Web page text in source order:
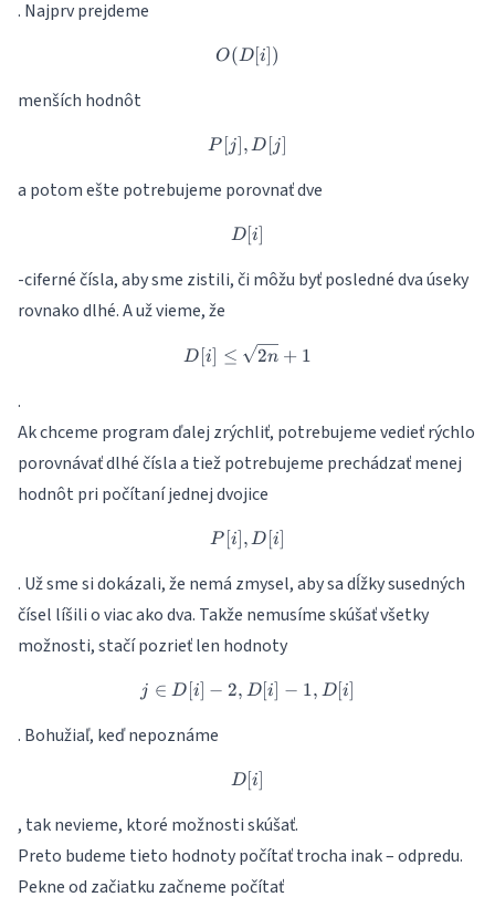
. Najprv prejdeme
O(D[i])
O(D[i])
menších hodnôt
P[j],D[j]
P [j], D [j]
a potom ešte potrebujeme porovnať dve
D[i]
D [i]
-ciferné čísla, aby sme zistili, či môžu byť posledné dva úseky
rovnako dlhé. A už vieme, že
D[i] \leq \sqrt{2n}+1
D [i] ≤ 2n + 1
.
Ak chceme program ďalej zrýchliť, potrebujeme vedieť rýchlo
porovnávať dlhé čísla a tiež potrebujeme prechádzať menej
hodnôt pri počítaní jednej dvojice
P[i], D[i]
P [i], D [i]
. Už sme si dokázali, že nemá zmysel, aby sa dĺžky susedných
čísel líšili o viac ako dva. Takže nemusíme skúšať všetky
možnosti, stačí pozrieť len hodnoty
j \in {D[i]-2, D[i]-1, D[i]}
j ∈ D [i] − 2, D[i] − 1, D [i]
. Bohužiaľ, keď nepoznáme
D[i]
D [i]
, tak nevieme, ktoré možnosti skúšať.
Preto budeme tieto hodnoty počítať trocha inak – odpredu.
Pekne od začiatku začneme počítať